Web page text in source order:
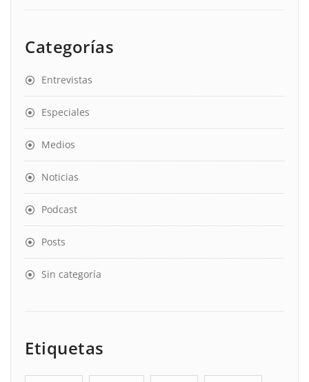
Categorías
Entrevistas
Especiales
Medios
Noticias
Podcast
Posts
Sin categoría
Etiquetas